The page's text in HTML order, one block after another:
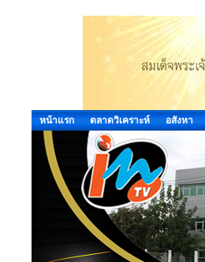
หน้าแรก ตลาดวิเคราะห์ อสังหา